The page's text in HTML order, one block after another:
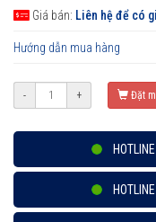
Giá bán: Liên hệ để có
Hướng dẫn mua hàng
- + Đặt